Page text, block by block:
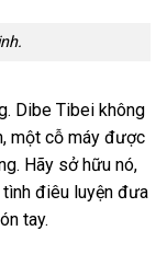
Dibe Tibei không
một cỗ máy được
Hãy sở hữu nó,
điêu luyện đưa
tay.